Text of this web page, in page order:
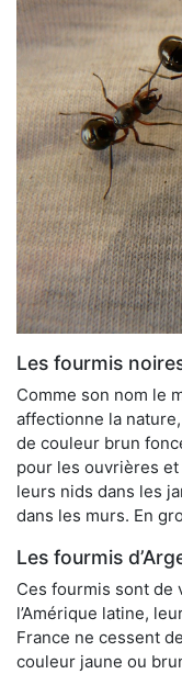
Les fourmis
Comme son nom le
affectionne la
de couleur brun
pour les ouvrières
leurs nids dans les
dans les murs. En
Les fourmis
Ces fourmis sont de
l’Amérique latine,
France ne cessent
couleur jaune ou